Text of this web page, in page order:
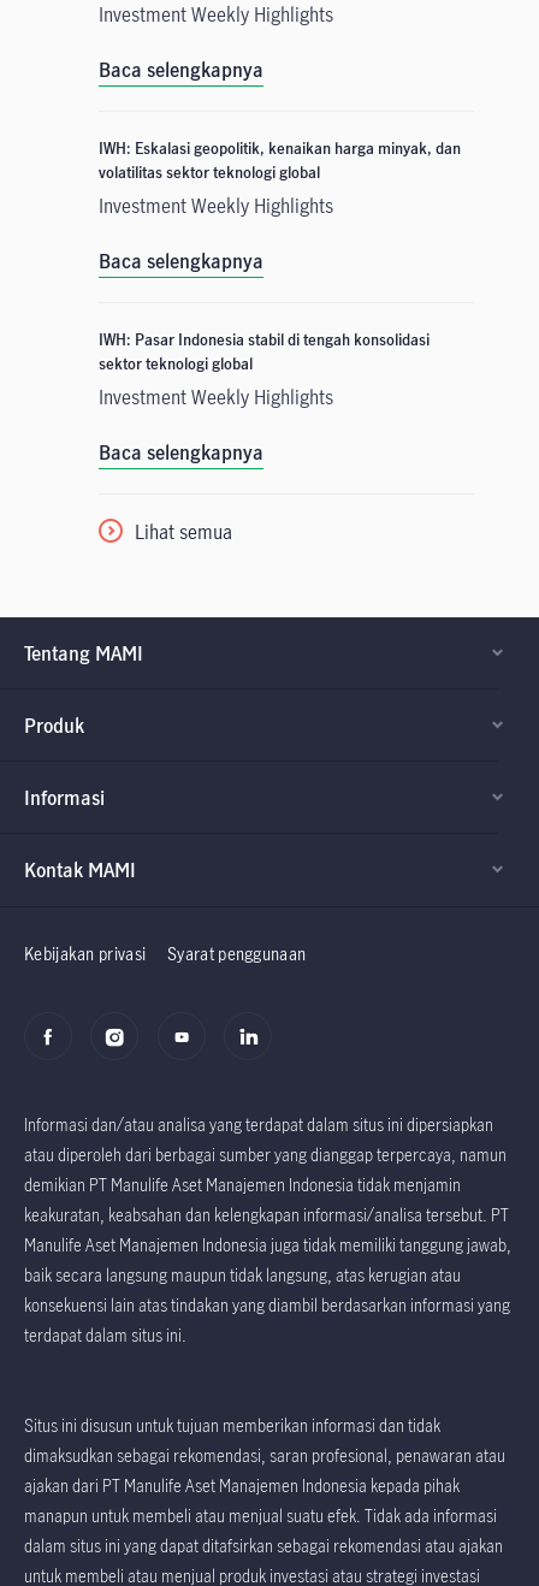
Investment Weekly Highlights
Baca selengkapnya
IWH: Eskalasi geopolitik, kenaikan harga minyak, dan
volatilitas sektor teknologi global
Investment Weekly Highlights
Baca selengkapnya
IWH: Pasar Indonesia stabil di tengah konsolidasi
sektor teknologi global
Investment Weekly Highlights
Baca selengkapnya
Lihat semua
Tentang MAMI
Produk
Informasi
Factsheet dan
Kontak MAMI
Kebijakan privasi Syarat penggunaan
Informasi dan/atau analisa yang terdapat dalam situs ini dipersiapkan
atau diperoleh dari berbagai sumber yang dianggap terpercaya, namun
demikian PT Manulife Aset Manajemen Indonesia tidak menjamin
keakuratan, keabsahan dan kelengkapan informasi/analisa tersebut. PT
Manulife Aset Manajemen Indonesia juga tidak memiliki tanggung jawab,
baik secara langsung maupun tidak langsung, atas kerugian atau
konsekuensi lain atas tindakan yang diambil berdasarkan informasi yang
terdapat dalam situs ini.
Situs ini disusun untuk tujuan memberikan informasi dan tidak
dimaksudkan sebagai rekomendasi, saran profesional, penawaran atau
ajakan dari PT Manulife Aset Manajemen Indonesia kepada pihak
manapun untuk membeli atau menjual suatu efek. Tidak ada informasi
dalam situs ini yang dapat ditafsirkan sebagai rekomendasi atau ajakan
untuk membeli atau menjual produk investasi atau strategi investasi